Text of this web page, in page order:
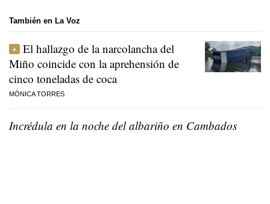
También en La Voz
El hallazgo de la narcolancha del
Miño coincide con la aprehensión de
cinco toneladas de coca
MÓNICA TORRES
Incrédula en la noche del albariño en Cambados